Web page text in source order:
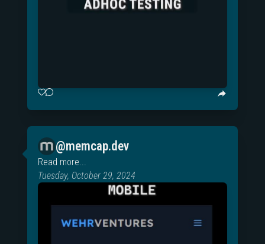
@memcap.dev
Read more...
Tuesday, October 29, 2024